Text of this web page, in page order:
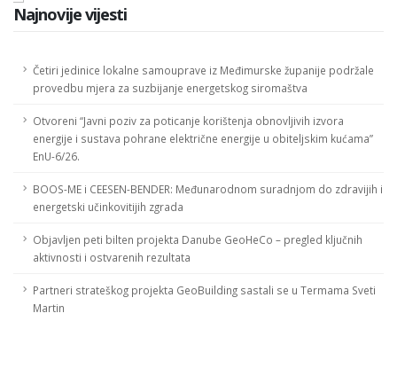
Najnovije vijesti
Četiri jedinice lokalne samouprave iz Međimurske županije podržale
provedbu mjera za suzbijanje energetskog siromaštva
Otvoreni “Javni poziv za poticanje korištenja obnovljivih izvora
energije i sustava pohrane električne energije u obiteljskim kućama”
EnU-6/26.
BOOS-ME i CEESEN-BENDER: Međunarodnom suradnjom do zdravijih i
energetski učinkovitijih zgrada
Objavljen peti bilten projekta Danube GeoHeCo – pregled ključnih
aktivnosti i ostvarenih rezultata
Partneri strateškog projekta GeoBuilding sastali se u Termama Sveti
Martin